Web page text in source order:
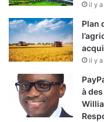
il y
Plan
il y
à